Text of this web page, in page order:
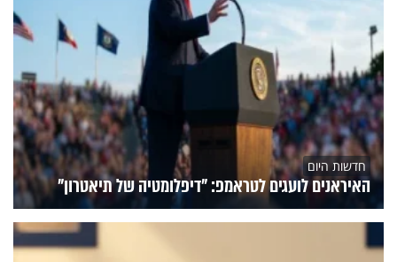
חדשות היום
האיראנים לועגים לטראמפ: "דיפלומטיה של תיאטרון"